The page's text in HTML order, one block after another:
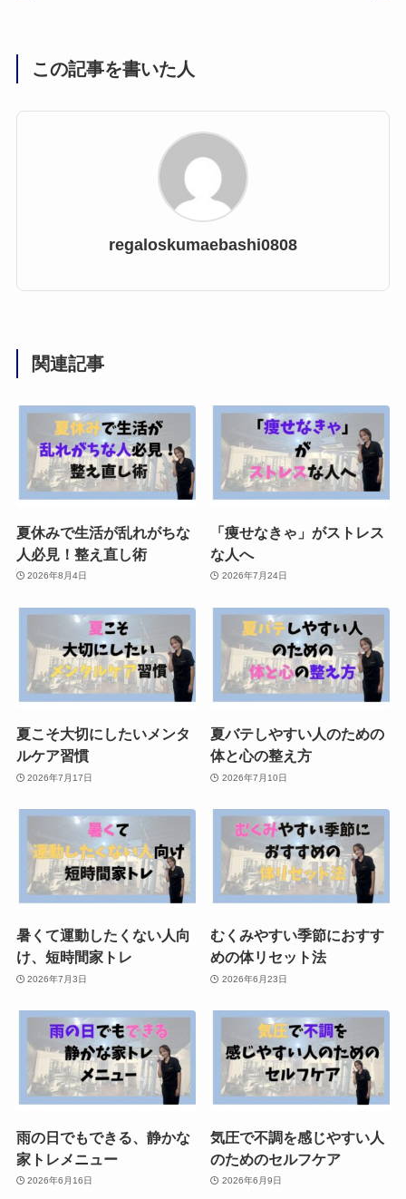
この記事を書いた人
regaloskumaebashi0808
関連記事
夏休みで生活が乱れがちな
人必見！整え直し術
2026年8月4日
「痩せなきゃ」がストレス
な人へ
2026年7月24日
夏こそ大切にしたいメンタ
ルケア習慣
2026年7月17日
夏バテしやすい人のための
体と心の整え方
2026年7月10日
暑くて運動したくない人向
け、短時間家トレ
2026年7月3日
むくみやすい季節におすす
めの体リセット法
2026年6月23日
雨の日でもできる、静かな
家トレメニュー
2026年6月16日
気圧で不調を感じやすい人
のためのセルフケア
2026年6月9日